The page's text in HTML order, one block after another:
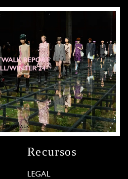
Recursos
LEGAL